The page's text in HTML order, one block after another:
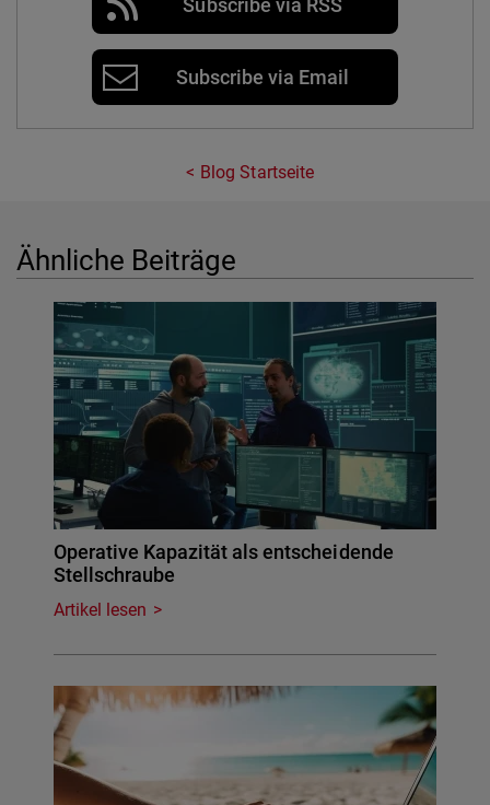
Subscribe via RSS
Subscribe via Email
Blog Startseite
Ähnliche Beiträge
Operative Kapazität als entscheidende
Stellschraube
Artikel lesen